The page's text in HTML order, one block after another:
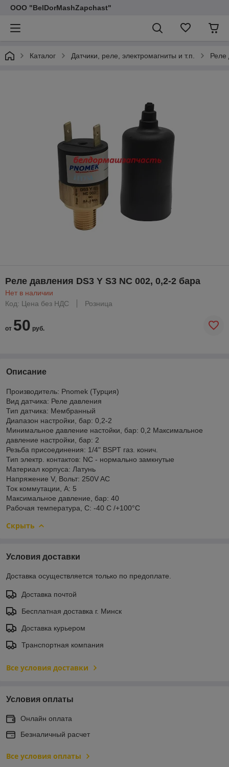
ООО "BelDorMashZapchast"
Каталог Датчики, реле, электромагниты и т.п. Реле
Реле давления DS3 Y S3 NC 002, 0,2-2 бара
Нет в наличии
Код: Цена без НДС
Розница
от 50 руб.
Описание
Производитель: Pnomek (Турция)
Вид датчика: Реле давления
Тип датчика: Мембранный
Диапазон настройки, бар: 0,2-2
Минимальное давление настойки, бар: 0,2 Максимальное
давление настройки, бар: 2
Резьба присоединения: 1/4" BSPT газ. конич.
Тип электр. контактов: NC - нормально замкнутые
Материал корпуса: Латунь
Напряжение V, Вольт: 250V AC
Ток коммутации, А: 5
Максимальное давление, бар: 40
Рабочая температура, С: -40 С /+100°C
Скрыть
Условия доставки
Доставка осуществляется только по предоплате.
Доставка почтой
Бесплатная доставка г. Минск
Доставка курьером
Транспортная компания
Все условия доставки
Условия оплаты
Онлайн оплата
Безналичный расчет
Все условия оплаты